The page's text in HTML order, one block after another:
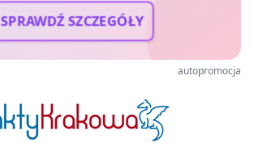
SPRAWDŹ SZCZEGÓŁY
autopromocja